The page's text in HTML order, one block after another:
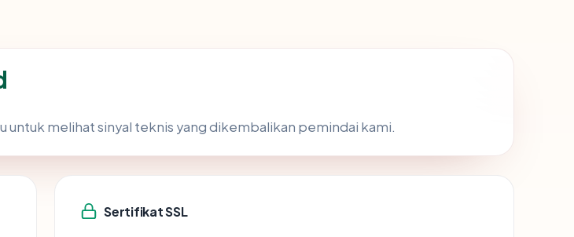
untuk melihat sinyal teknis yang dikembalikan pemindai kami.
Sertifikat SSL